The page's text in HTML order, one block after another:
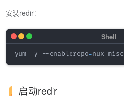
安装redir：
yum -y --enablerepo=nux-misc
启动redir